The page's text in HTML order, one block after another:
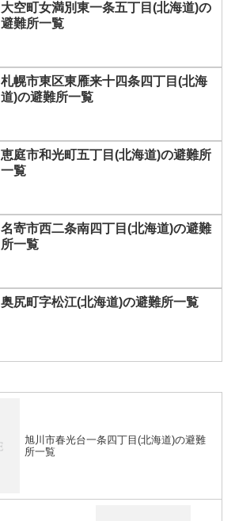
大空町女満別東一条五丁目(北海道)の
避難所一覧
札幌市東区東雁来十四条四丁目(北海
道)の避難所一覧
恵庭市和光町五丁目(北海道)の避難所
一覧
名寄市西二条南四丁目(北海道)の避難
所一覧
奥尻町字松江(北海道)の避難所一覧
旭川市春光台一条四丁目(北海道)の避難
所一覧